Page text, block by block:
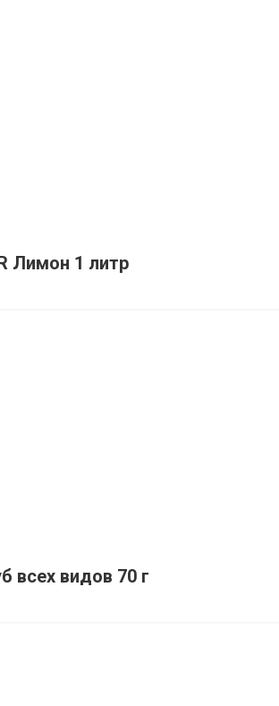
Лимон 1 литр
всех видов 70 г